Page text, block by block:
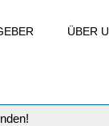
ÜBER